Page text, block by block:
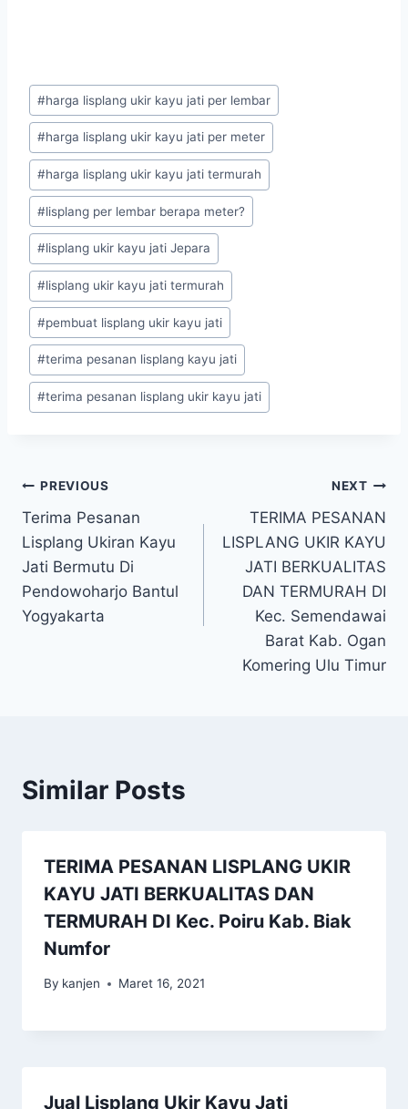
#harga lisplang ukir kayu jati per lembar
#harga lisplang ukir kayu jati per meter
#harga lisplang ukir kayu jati termurah
#lisplang per lembar berapa meter?
#lisplang ukir kayu jati Jepara
#lisplang ukir kayu jati termurah
#pembuat lisplang ukir kayu jati
#terima pesanan lisplang kayu jati
#terima pesanan lisplang ukir kayu jati
PREVIOUS
Terima Pesanan
Lisplang Ukiran Kayu
Jati Bermutu Di
Pendowoharjo Bantul
Yogyakarta
NEXT
TERIMA PESANAN
LISPLANG UKIR KAYU
JATI BERKUALITAS
DAN TERMURAH DI
Kec. Semendawai
Barat Kab. Ogan
Komering Ulu Timur
Similar Posts
TERIMA PESANAN LISPLANG UKIR
KAYU JATI BERKUALITAS DAN
TERMURAH DI Kec. Poiru Kab. Biak
Numfor
By kanjen Maret 16, 2021
Jual Lisplang Ukir Kayu Jati